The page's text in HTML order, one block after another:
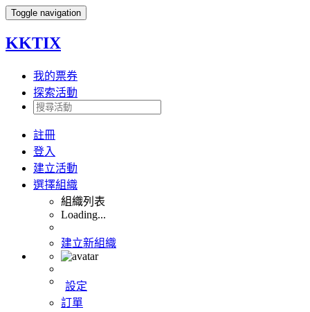
Toggle navigation
KKTIX
我的票券
探索活動
註冊
登入
建立活動
選擇組織
組織列表
Loading...
建立新組織
設定
訂單